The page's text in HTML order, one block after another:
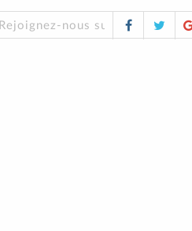
Rejoignez-nous sur les réseaux
FacebookTwitter